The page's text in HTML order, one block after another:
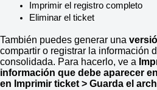
Imprimir el registro completo
Eliminar el ticket
También puedes generar una
compartir o registrar la información
consolidada. Para hacerlo, ve a
información que debe aparecer
en Imprimir ticket > Guarda el